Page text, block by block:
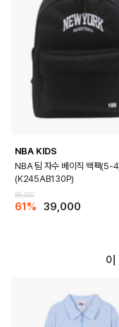
NBA KIDS
NBA 팀 자수 베이직 백팩(5-
(K245AB130P)
99,000
61% 39,000
이